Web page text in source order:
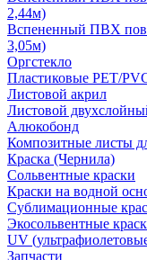
2,44м)
Вспененный ПВХ
3,05м)
Оргстекло
Пластиковые PET/
Листовой акрил
Листовой
Алюкобонд
Композитные листы
Краска (Чернила)
Сольвентные краски
Краски на водной
Сублимационные
Экосольвентные
UV
Запчасти